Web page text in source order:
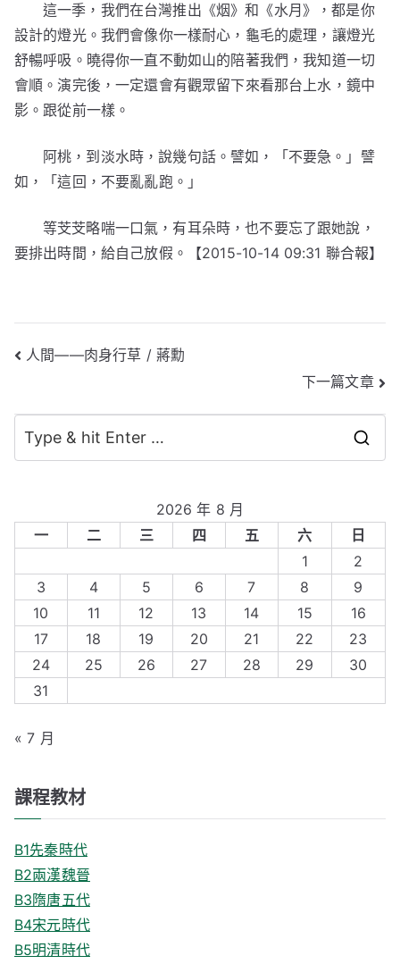
這一季，我們在台灣推出《烟》和《水月》，都是你
設計的燈光。我們會像你一樣耐心，龜毛的處理，讓燈光
舒暢呼吸。曉得你一直不動如山的陪著我們，我知道一切
會順。演完後，一定還會有觀眾留下來看那台上水，鏡中
影。跟從前一樣。
阿桃，到淡水時，說幾句話。譬如，「不要急。」譬
如，「這回，不要亂亂跑。」
等芠芠略喘一口氣，有耳朵時，也不要忘了跟她說，
要排出時間，給自己放假。【2015-10-14 09:31 聯合報】
文
導
覽
人間——肉身行草 / 蔣勳
下一篇文章
r
c
h
f
o
r
:
2026 年 8 月
一
二 三 四 五 六
日
1
2
3
4 5 6 7 8
9
10
11 12 13 14 15
16
17
18 19 20 21 22
23
24
25 26 27 28 29
30
31
« 7 月
課程教材
B1先秦時代
B2兩漢魏晉
B3隋唐五代
B4宋元時代
B5明清時代